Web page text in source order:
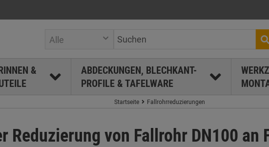
Alle
&
ABDECKUNGEN, BLECHKANT-
PROFILE & TAFELWARE
Startseite Fallrohrreduzierungen
Reduzierung von Fallrohr DN100 an